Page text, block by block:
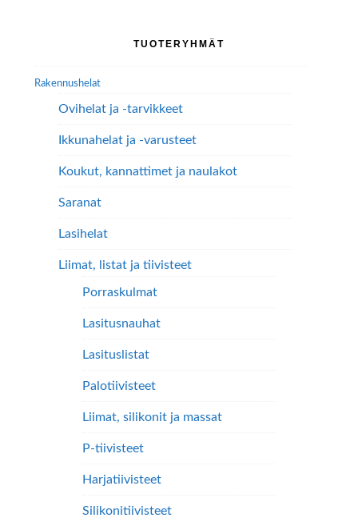
TUOTERYHMÄT
Rakennushelat
Ovihelat ja -tarvikkeet
Ikkunahelat ja -varusteet
Koukut, kannattimet ja naulakot
Saranat
Lasihelat
Liimat, listat ja tiivisteet
Porraskulmat
Lasitusnauhat
Lasituslistat
Palotiivisteet
Liimat, silikonit ja massat
P-tiivisteet
Harjatiivisteet
Silikonitiivisteet